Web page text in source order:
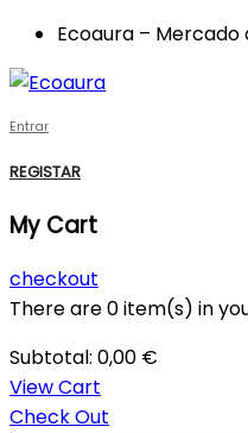
Ecoaura –
Entrar
REGISTAR
My Cart
checkout
There are0 item(s) in
Subtotal: 0,00 €
View Cart
Check Out